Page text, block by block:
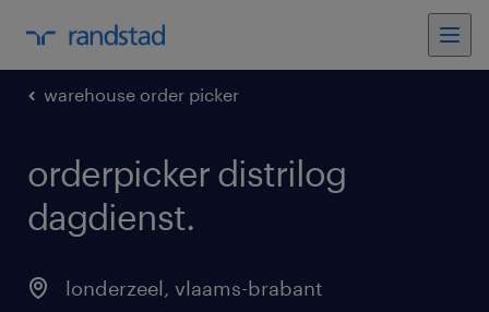
warehouse order picker
orderpicker distrilog
dagdienst.
londerzeel, vlaams-brabant